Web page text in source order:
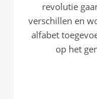
revolutie
verschillen en
alfabet
op het